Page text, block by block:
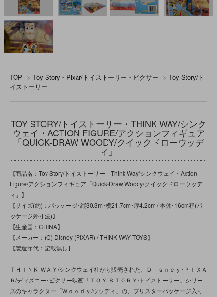
TOP > Toy Story・Pixar/トイストーリー・ピクサー > Toy Story/ト
イストーリー
TOY STORY/トイストーリー・THINK WAY/シンク
ウェイ・ACTION FIGURE/アクションフィギュア
「QUICK-DRAW WOODY/クイックドローウッデ
ィ」
【商品名：Toy Story/トイストーリー・Think Way/シンクウェイ・Action
Figure/アクションフィギュア「Quick‐Draw Woody/クイックドローウッデ
ィ」】
【サイズ(約)：パッケージ･縦30.3m･横21.7cm･厚4.2cm / 本体･16cm程(パ
ッケージ外寸法)】
【生産国：CHINA】
【メーカー：(C) Disney (PIXAR) / THINK WAY TOYS】
【製造年代：記載無し】
ＴＨＩＮＫ ＷＡＹ/シンクウェイ社から販売された、Ｄｉｓｎｅｙ･ＰＩＸＡ
Ｒ/ディズニー･ピクサー映画「ＴＯＹ ＳＴＯＲＹ/トイストーリー」シリー
ズのキャラクター「Ｗｏｏｄｙ/ウッディ」の、ブリスターパッケージ入り